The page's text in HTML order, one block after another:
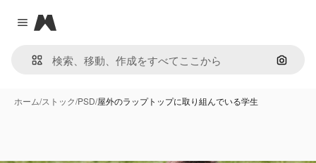
Close menu
Magnific
画像で
ホーム/ストック/PSD/屋外のラップトップに取り組んでいる学生